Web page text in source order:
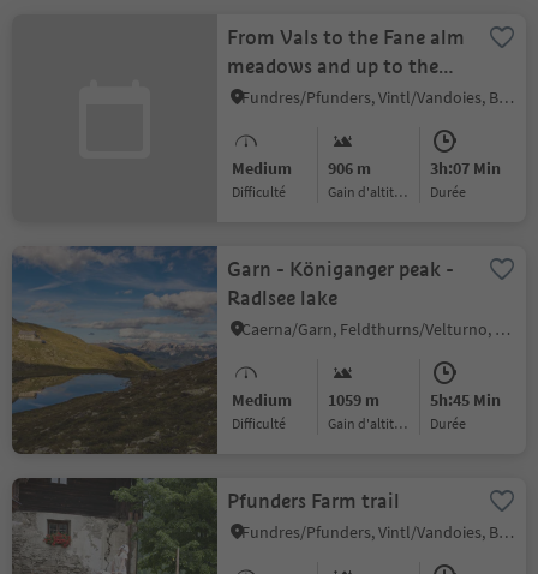
From Vals to the Fane alm
meadows and up to the
Brixner hütte mountain
Fundres/Pfunders, Vintl/Vandoies, Brixen/Bressanone and environs
Medium
Difficulté
906 m
Gain d'altitude
3h:07 Min
durée
Garn - Königanger peak -
Radlsee lake
Caerna/Garn, Feldthurns/Velturno, Brixen/Bressanone and environs
Medium
Difficulté
1059 m
Gain d'altitude
5h:45 Min
durée
Pfunders Farm trail
Fundres/Pfunders, Vintl/Vandoies, Brixen/Bressanone and environs